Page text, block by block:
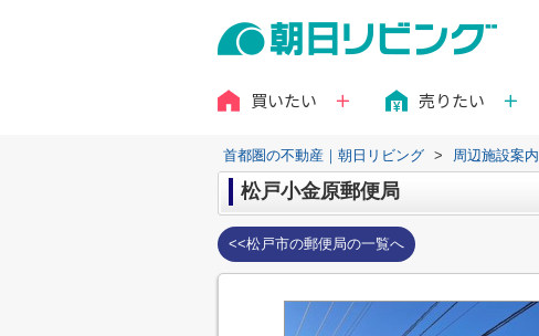
買いたい 売りたい
首都圏の不動産｜朝日リビング > 周辺施設案内
松戸小金原郵便局
<<松戸市の郵便局の一覧へ